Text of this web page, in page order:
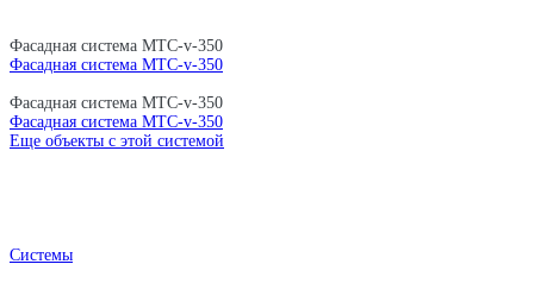
Фасадная система MTC-v-350
Фасадная система MTC-v-350
Фасадная система MTC-v-350
Фасадная система MTC-v-350
Еще объекты с этой системой
Системы